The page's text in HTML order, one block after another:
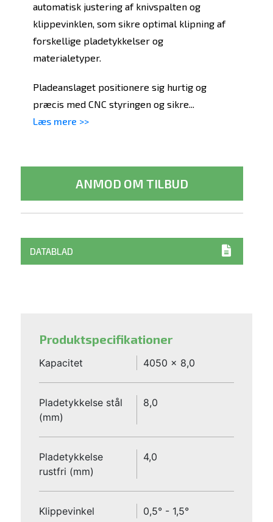
automatisk justering af knivspalten og
klippevinklen, som sikre optimal klipning af
forskellige pladetykkelser og
materialetyper.
Pladeanslaget positionere sig hurtig og
præcis med CNC styringen og sikre...
Læs mere >>
ANMOD OM TILBUD
DATABLAD
Produktspecifikationer
Kapacitet 4050 x 8,0
Pladetykkelse stål
(mm)
8,0
Pladetykkelse
rustfri (mm)
4,0
Klippevinkel 0,5° - 1,5°